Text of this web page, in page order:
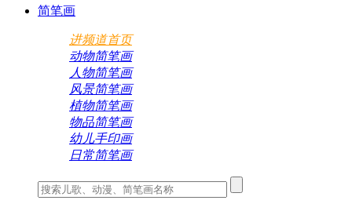
简笔画
进频道首页
动物简笔画
人物简笔画
风景简笔画
植物简笔画
物品简笔画
幼儿手印画
日常简笔画